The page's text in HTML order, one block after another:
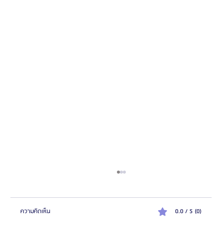
ความคิดเห็น 0.0 / 5 (0)